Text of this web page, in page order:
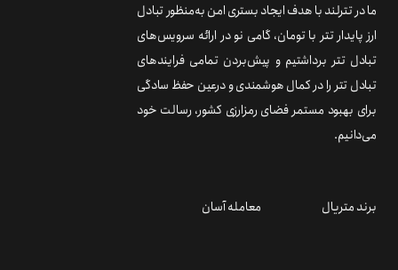
ما در تترلند با هدف ایجاد بستری امن به‌منظور تبادل
ارز پایدار تتر با تومان، گامی نو در ارائه سرویس‌های
تبادل تتر برداشتیم و پیش‌بردن تمامی فرایندهای
تبادل تتر را در کمال هوشمندی و درعین حفظ سادگی
برای بهبود مستمر فضای رمزارزی کشور، رسالت خود
می‌دانیم.
برند متریال معامله آسان